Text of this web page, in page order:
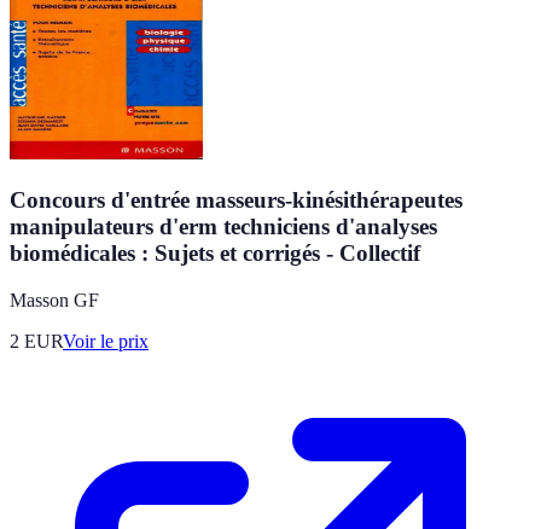
Concours d'entrée masseurs-kinésithérapeutes
manipulateurs d'erm techniciens d'analyses
biomédicales : Sujets et corrigés - Collectif
Masson GF
2 EURVoir le prix